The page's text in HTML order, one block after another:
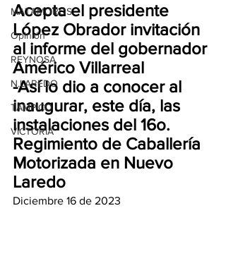
MATAMOROS
Opinión
REYNOSA
N.LAREDO
TAMPICO
VICTORIA
Acepta el presidente
López Obrador invitación
al informe del gobernador
Américo Villarreal
-Así lo dio a conocer al
inaugurar, este día, las
instalaciones del 16o.
Regimiento de Caballería
Motorizada en Nuevo
Laredo
Diciembre 16 de 2023